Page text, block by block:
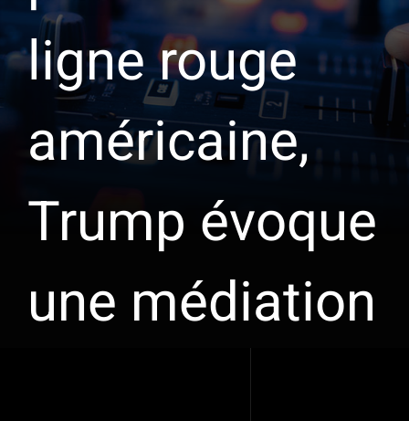
ligne rouge
américaine,
Trump évoque
une médiation